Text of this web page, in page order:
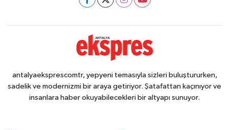
antalyaeksprescomtr, yepyeni temasıyla sizleri buluştururken,
sadelik ve modernizmi bir araya getiriyor. Şatafattan kaçınıyor ve
insanlara haber okuyabilecekleri bir altyapı sunuyor.